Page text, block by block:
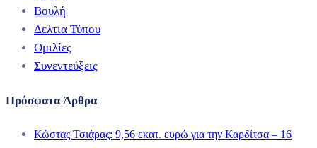
Βουλή
Δελτία Τύπου
Ομιλίες
Συνεντεύξεις
Πρόσφατα Άρθρα
Κώστας Τσιάρας: 9,56 εκατ. ευρώ για την Καρδίτσα – 16